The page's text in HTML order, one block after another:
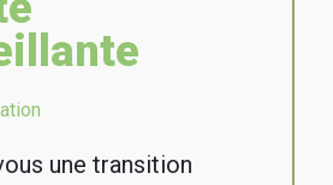
une transition